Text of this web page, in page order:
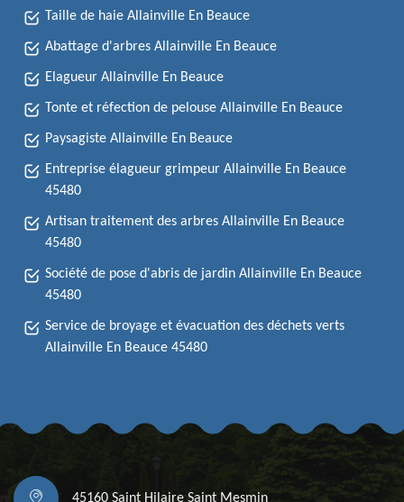
Taille de haie Allainville En Beauce
Abattage d'arbres Allainville En Beauce
Elagueur Allainville En Beauce
Tonte et réfection de pelouse Allainville En Beauce
Paysagiste Allainville En Beauce
Entreprise élagueur grimpeur Allainville En Beauce
45480
Artisan traitement des arbres Allainville En Beauce
45480
Société de pose d'abris de jardin Allainville En Beauce
45480
Service de broyage et évacuation des déchets verts
Allainville En Beauce 45480
45160 Saint Hilaire Saint Mesmin